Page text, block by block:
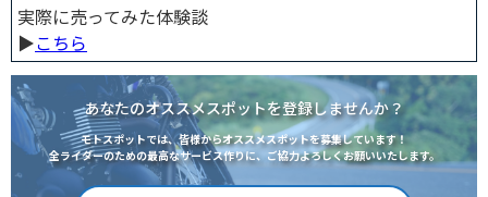
実際に売ってみた体験談
▶︎こちら
あなたのオススメスポットを登録しませんか？
モトスポットでは、皆様からオススメスポットを募集しています！
全ライダーのための最高なサービス作りに、ご協力よろしくお願いいたします。